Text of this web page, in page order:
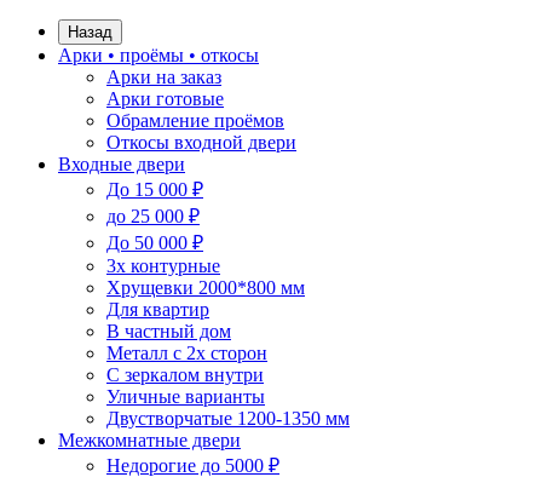
Назад
Арки • проёмы • откосы
Арки на заказ
Арки готовые
Обрамление проёмов
Откосы входной двери
Входные двери
До 15 000 ₽
до 25 000 ₽
До 50 000 ₽
3х контурные
Хрущевки 2000*800 мм
Для квартир
В частный дом
Металл с 2х сторон
С зеркалом внутри
Уличные варианты
Двустворчатые 1200-1350 мм
Межкомнатные двери
Недорогие до 5000 ₽